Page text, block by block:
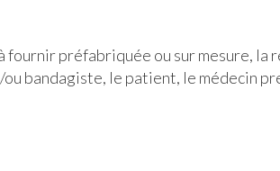
fournir préfabriquée ou sur mesure,
bandagiste, le patient, le médecin